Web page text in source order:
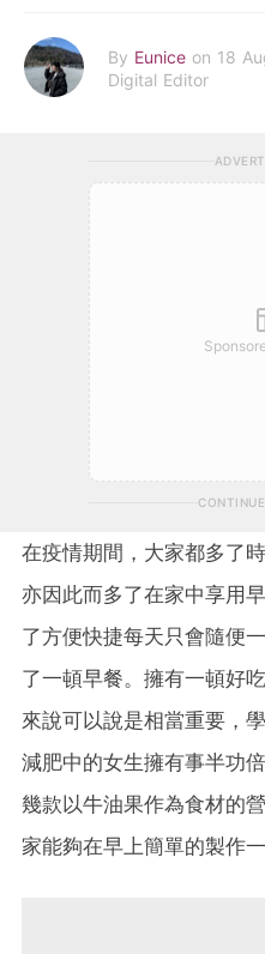
By Eunice on 18
Digital Editor
在疫情期間，大家都多了
亦因此而多了在家中享用
了方便快捷每天只會隨便
了一頓早餐。擁有一頓好
來說可以說是相當重要，
減肥中的女生擁有事半功
幾款以牛油果作為食材的
家能夠在早上簡單的製作